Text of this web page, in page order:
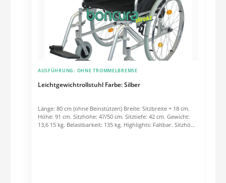
Leichtgewichtrollstuhl Farbe: Silber
AUSFÜHRUNG: OHNE TROMMELBREMSE
Länge: 80 cm (ohne Beinstützen) Breite: Sitzbreite + 18 cm.
Höhe: 91 cm. Sitzhöhe: 47/50 cm. Sitztiefe: 42 cm. Gewicht:
13,6 15 kg. Belastbarkeit: 135 kg. Highlights: Faltbar. Sitzhöhe